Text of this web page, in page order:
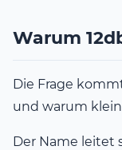
Warum
Die Frage
und warum
Der Name leitet